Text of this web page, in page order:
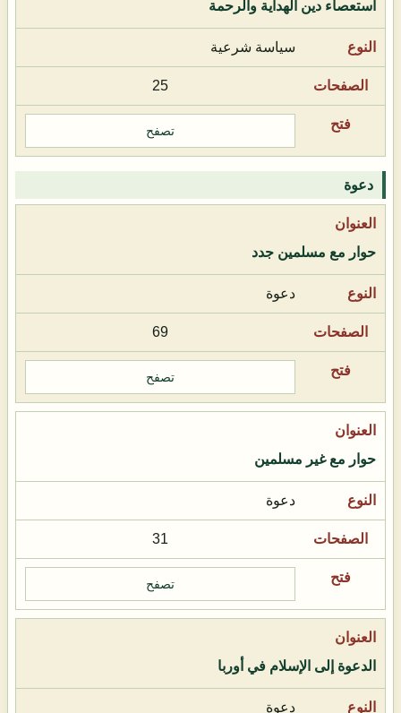
استعصاء دين الهداية والرحمة
سياسة شرعية
25
تصفح
دعوة
حوار مع مسلمين جدد
دعوة
69
تصفح
حوار مع غير مسلمين
دعوة
31
تصفح
الدعوة إلى الإسلام في أوربا
دعوة